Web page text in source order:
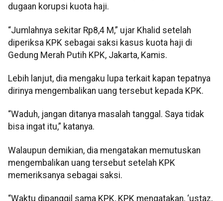
dugaan korupsi kuota haji.
“Jumlahnya sekitar Rp8,4 M,” ujar Khalid setelah
diperiksa KPK sebagai saksi kasus kuota haji di
Gedung Merah Putih KPK, Jakarta, Kamis.
Lebih lanjut, dia mengaku lupa terkait kapan tepatnya
dirinya mengembalikan uang tersebut kepada KPK.
“Waduh, jangan ditanya masalah tanggal. Saya tidak
bisa ingat itu,” katanya.
Walaupun demikian, dia mengatakan memutuskan
mengembalikan uang tersebut setelah KPK
memeriksanya sebagai saksi.
“Waktu dipanggil sama KPK, KPK mengatakan, ‘ustaz,